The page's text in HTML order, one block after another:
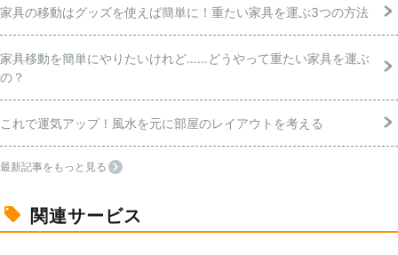
家具の移動はグッズを使えば簡単に！重たい家具を運ぶ3つの方法
家具移動を簡単にやりたいけれど……どうやって重たい家具を運ぶ
の？
これで運気アップ！風水を元に部屋のレイアウトを考える
最新記事をもっと見る
関連サービス